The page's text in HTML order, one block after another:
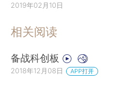
2019年02月10日
相关阅读
备战科创板
2018年12月08日 APP打开